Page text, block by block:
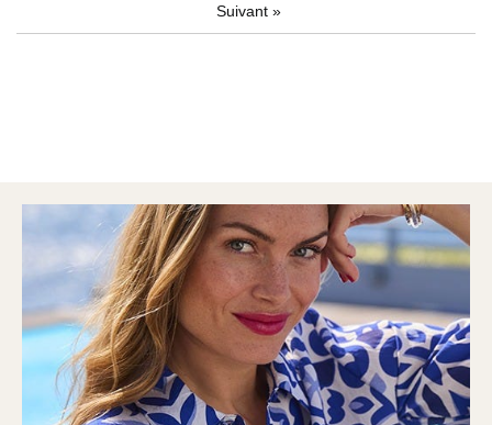
Suivant »